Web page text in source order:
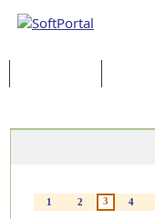
1 2 3 4